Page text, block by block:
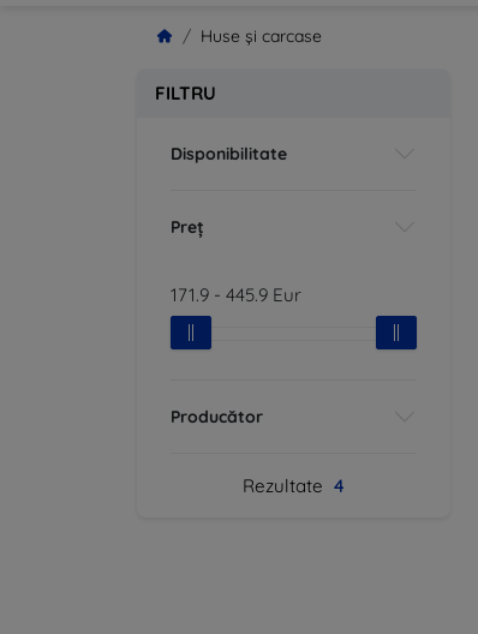
Huse și carcase
FILTRU
Disponibilitate
Preț
171.9 - 445.9 Eur
Producător
Rezultate 4